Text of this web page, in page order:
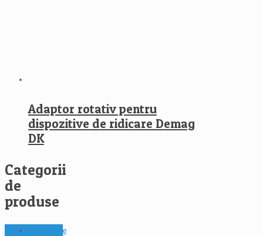
Adaptor rotativ pentru
dispozitive de ridicare Demag
DK
Categorii
de
produse
Dispozitive